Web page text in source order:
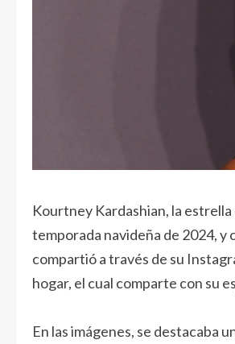
Kourtney Kardashian, la
temporada navideña de 2024, y
compartió a través de su
hogar, el cual comparte con su
En las imágenes, se destacaba